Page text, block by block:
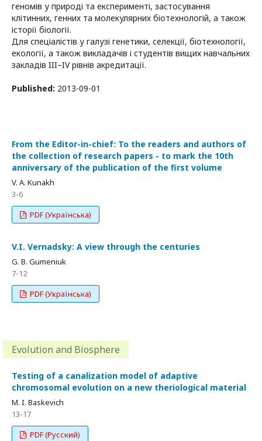
геномів у природі та експерименті, застосування
клітинних, генних та молекулярних біотехнологій, а також
історії біології.
Для спеціалістів у галузі генетики, селекції, біотехнології,
екології, а також викладачів і студентів вищих навчальних
закладів III–IV рівнів акредитації.
Published: 2013-09-01
From the Editor-in-chief: To the readers and authors of
the collection of research papers - to mark the 10th
anniversary of the publication of the first volume
V. A. Kunakh
3-6
PDF (Українська)
V.I. Vernadsky: A view through the centuries
G. B. Gumeniuk
7-12
PDF (Українська)
Evolution and Biosphere
Testing of a canalization model of adaptive
chromosomal evolution on a new theriological material
M. I. Baskevich
13-17
PDF (Русский)